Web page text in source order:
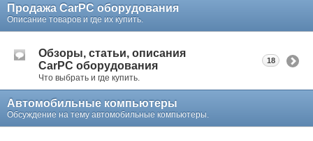
Продажа CarPC оборудования
Описание товаров и где их купить.
Обзоры, статьи, описания
CarPC оборудования
Что выбрать и где купить.
18
Автомобильные компьютеры
Обсуждение на тему автомобильные компьютеры.